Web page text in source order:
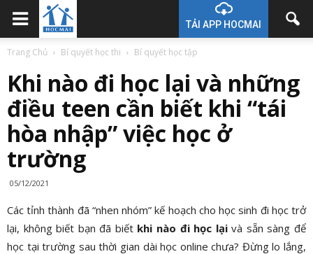
TẢI APP HOCMAI
Trang Chủ Bí quyết học thi Bí quyết học tập
Khi nào đi học lại và những
điều teen cần biết khi “tái
hòa nhập” việc học ở
trường
05/12/2021
Các tỉnh thành đã “nhen nhóm” kế hoạch cho học sinh đi học trở
lại, không biết bạn đã biết khi nào đi học lạivà sẵn sàng để
học tại trường sau thời gian dài học online chưa? Đừng lo lắng,